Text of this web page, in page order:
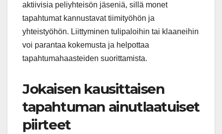
aktiivisia peliyhteisön jäseniä, sillä monet
tapahtumat kannustavat tiimityöhön ja
yhteistyöhön. Liittyminen tulipaloihin tai klaaneihin
voi parantaa kokemusta ja helpottaa
tapahtumahaasteiden suorittamista.
Jokaisen kausittaisen
tapahtuman ainutlaatuiset
piirteet